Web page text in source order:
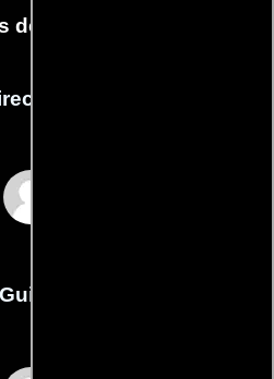
la película Deewana
Guión